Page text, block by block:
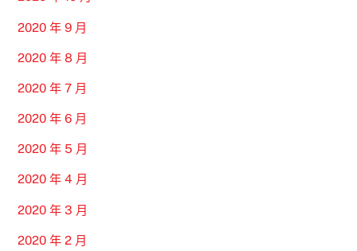
2020 年 9 月
2020 年 8 月
2020 年 7 月
2020 年 6 月
2020 年 5 月
2020 年 4 月
2020 年 3 月
2020 年 2 月